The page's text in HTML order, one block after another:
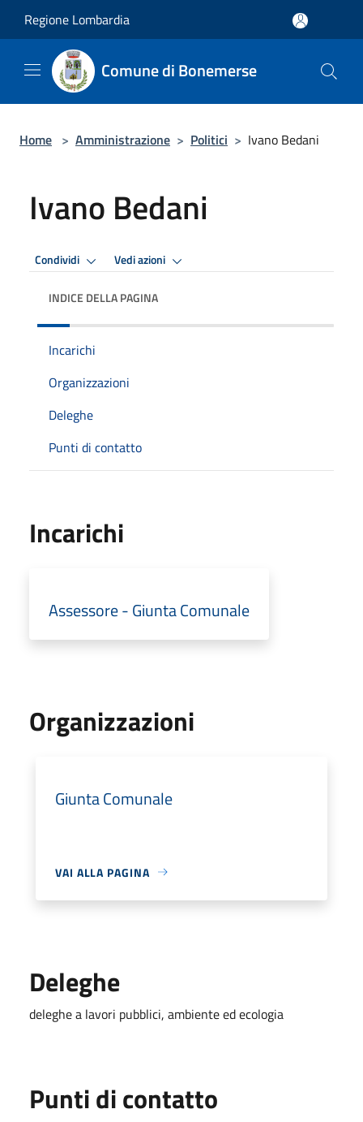
Regione Lombardia
Comune di Bonemerse
Home > Amministrazione > Politici > Ivano Bedani
Ivano Bedani
Condividi Vedi azioni
INDICE DELLA PAGINA
Incarichi
Organizzazioni
Deleghe
Punti di contatto
Incarichi
Assessore - Giunta Comunale
Organizzazioni
Giunta Comunale
VAI ALLA PAGINA
Deleghe
deleghe a lavori pubblici, ambiente ed ecologia
Punti di contatto